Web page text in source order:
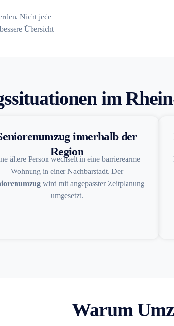
Nicht jede
Übersicht
im
innerhalb der
Region
ältere Person wechselt in eine barrierearme
Wohnung in einer Nachbarstadt. Der
wird mit angepasster Zeitplanung
umgesetzt.
Warum